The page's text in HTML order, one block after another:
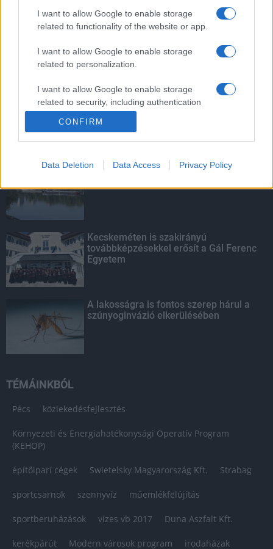
I want to allow Google to enable storage
related to functionality of the website or app.
I want to allow Google to enable storage
related to personalization.
I want to allow Google to enable storage
related to security, including authentication
functionality and fraud prevention, and other
user protection.
CONFIRM
Data Deletion Data Access Privacy Policy
mentettek a sásdi tűzoltók
Mit lát és mit lát nem a VÉDA?
Megérkezett az eső a Duna
Kecskeméten is szakirányú
továbbképzésekkel erősít a Gál Ferenc
Egyetem
A lakosságra is fontos szerep hárul a
szúnyoginvázió elkerülésében
TÉMÁINKBÓL
Pécs közlekedésfejlesztés
Környezeti és Energiahatékonysági Operatív Program
(KEHOP)
építőipari cégek Swietelsky Magyarország Kft. Strabag
sportcsarnok szennyvíz műemlékfelújítás
sportberuházások vizes vb 2017 Duna Aszfalt Kft.
kerékpárút Modern városok program irodaházak